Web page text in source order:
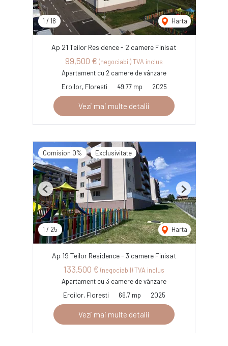
1 / 18 Harta
Ap 21 Teilor Residence - 2 camere Finisat
99,500 € (negociabil) TVA inclus
Apartament cu 2 camere de vânzare
Eroilor, Floresti
49.77 mp 2025
Vezi mai multe detalii
Comision 0% Exclusivitate
1 / 25 Harta
Previous Next
Ap 19 Teilor Residence - 3 camere Finisat
133,500 € (negociabil) TVA inclus
Apartament cu 3 camere de vânzare
Eroilor, Floresti
66.7 mp 2025
Vezi mai multe detalii